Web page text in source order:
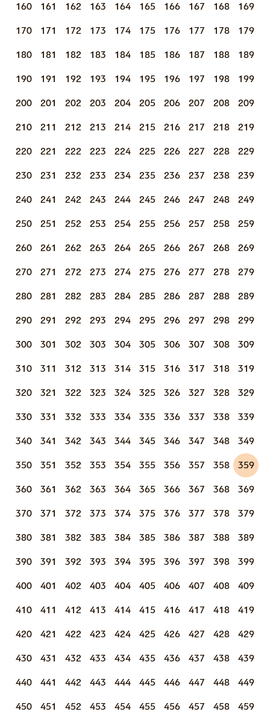
160 161 162 163 164 165 166 167 168 169
170 171 172 173 174 175 176 177 178 179
180 181 182 183 184 185 186 187 188 189
190 191 192 193 194 195 196 197 198 199
200 201 202 203 204 205 206 207 208 209
210 211 212 213 214 215 216 217 218 219
220 221 222 223 224 225 226 227 228 229
230 231 232 233 234 235 236 237 238 239
240 241 242 243 244 245 246 247 248 249
250 251 252 253 254 255 256 257 258 259
260 261 262 263 264 265 266 267 268 269
270 271 272 273 274 275 276 277 278 279
280 281 282 283 284 285 286 287 288 289
290 291 292 293 294 295 296 297 298 299
300 301 302 303 304 305 306 307 308 309
310 311 312 313 314 315 316 317 318 319
320 321 322 323 324 325 326 327 328 329
330 331 332 333 334 335 336 337 338 339
340 341 342 343 344 345 346 347 348 349
350 351 352 353 354 355 356 357 358 359
360 361 362 363 364 365 366 367 368 369
370 371 372 373 374 375 376 377 378 379
380 381 382 383 384 385 386 387 388 389
390 391 392 393 394 395 396 397 398 399
400 401 402 403 404 405 406 407 408 409
410 411 412 413 414 415 416 417 418 419
420 421 422 423 424 425 426 427 428 429
430 431 432 433 434 435 436 437 438 439
440 441 442 443 444 445 446 447 448 449
450 451 452 453 454 455 456 457 458 459